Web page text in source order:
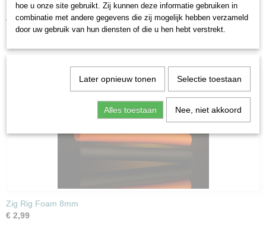
Karper hook "V" met garantie
€ 6,20
Zig Rig Foam 8mm
€ 2,99
hoe u onze site gebruikt. Zij kunnen deze informatie gebruiken in
combinatie met andere gegevens die zij mogelijk hebben verzameld
door uw gebruik van hun diensten of die u hen hebt verstrekt.
Later opnieuw tonen Selectie toestaan
Alles toestaan Nee, niet akkoord